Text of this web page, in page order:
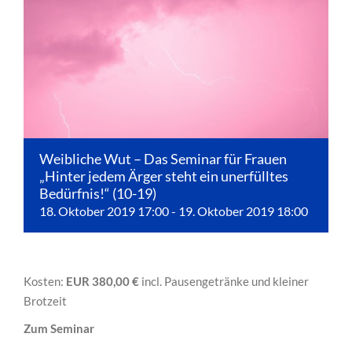
Weibliche Wut – Das Seminar für Frauen
„Hinter jedem Ärger steht ein unerfülltes
Bedürfnis!“ (10-19)
18. Oktober 2019 17:00- 19. Oktober 2019 18:00
Kosten: EUR 380,00 € incl. Pausengetränke und kleiner
Brotzeit
Zum Seminar